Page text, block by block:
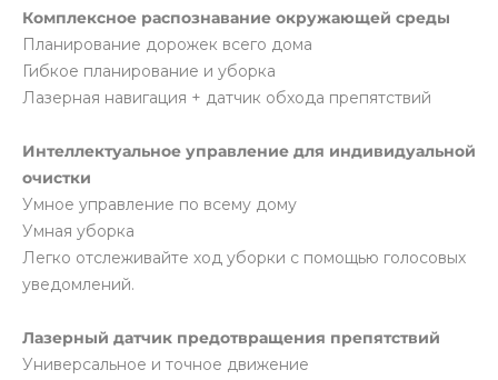
Комплексное распознавание окружающей среды
Планирование дорожек всего дома
Гибкое планирование и уборка
Лазерная навигация + датчик обхода препятствий
Интеллектуальное управление для индивидуальной
очистки
Умное управление по всему дому
Умная уборка
Легко отслеживайте ход уборки с помощью голосовых
уведомлений.
Лазерный датчик предотвращения препятствий
Универсальное и точное движение